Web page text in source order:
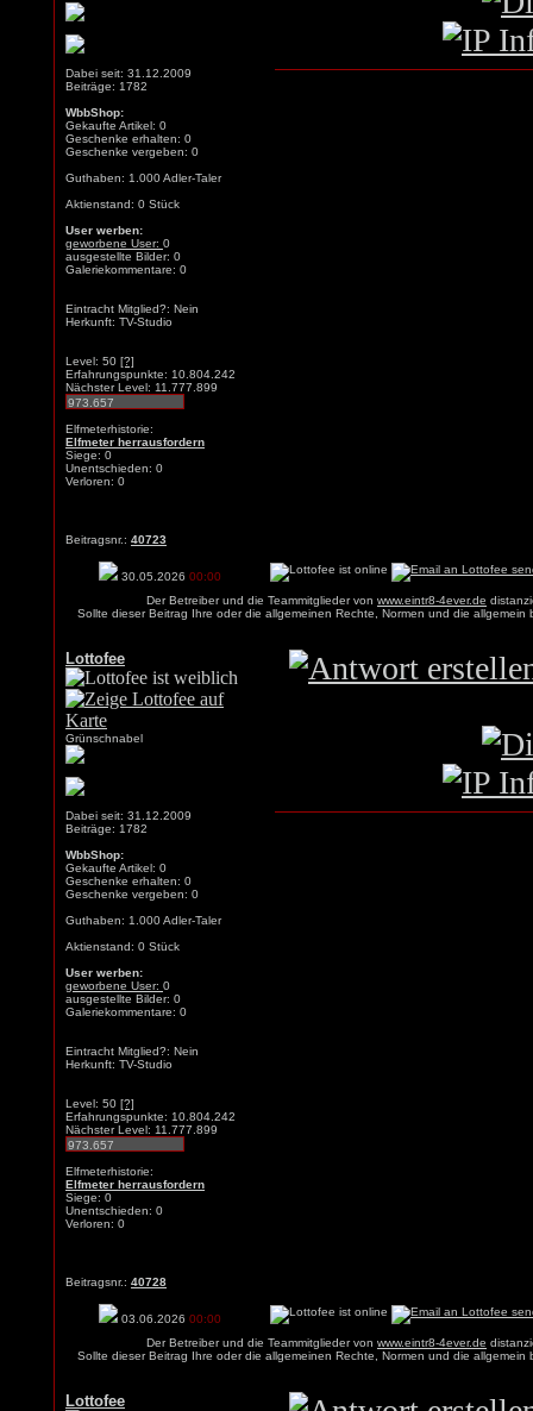
Dabei seit: 31.12.2009
Beiträge: 1782
WbbShop:
Gekaufte Artikel: 0
Geschenke erhalten: 0
Geschenke vergeben: 0
Guthaben: 1.000 Adler-Taler
Aktienstand: 0 Stück
User werben:
geworbene User: 0
ausgestellte Bilder: 0
Galeriekommentare: 0
Eintracht Mitglied?: Nein
Herkunft: TV-Studio
Level: 50 [?]
Erfahrungspunkte: 10.804.242
Nächster Level: 11.777.899
Elfmeterhistorie:
Elfmeter herrausfordern
Siege: 0
Unentschieden: 0
Verloren: 0
Beitragsnr.: 40723
30.05.2026 00:00
Der Betreiber und die Teammitglieder von www.eintr8-4ever.de
Sollte dieser Beitrag Ihre oder die allgemeinen Rechte, Normen und die
Lottofee
Grünschnabel
Dabei seit: 31.12.2009
Beiträge: 1782
WbbShop:
Gekaufte Artikel: 0
Geschenke erhalten: 0
Geschenke vergeben: 0
Guthaben: 1.000 Adler-Taler
Aktienstand: 0 Stück
User werben:
geworbene User: 0
ausgestellte Bilder: 0
Galeriekommentare: 0
Eintracht Mitglied?: Nein
Herkunft: TV-Studio
Level: 50 [?]
Erfahrungspunkte: 10.804.242
Nächster Level: 11.777.899
Elfmeterhistorie:
Elfmeter herrausfordern
Siege: 0
Unentschieden: 0
Verloren: 0
Beitragsnr.: 40728
03.06.2026 00:00
Der Betreiber und die Teammitglieder von www.eintr8-4ever.de
Sollte dieser Beitrag Ihre oder die allgemeinen Rechte, Normen und die
Lottofee